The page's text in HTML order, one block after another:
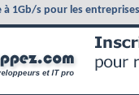
1Gb/s pour les